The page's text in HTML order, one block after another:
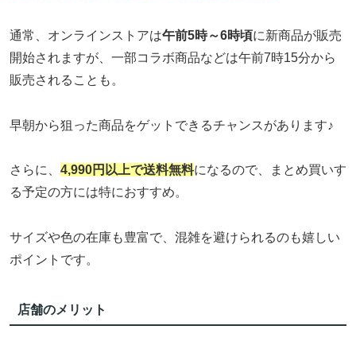
通常、オンラインストアは午前5時～6時頃に新商品が販売
開始されますが、一部コラボ商品などは午前7時15分から
販売されることも。
早朝から狙った商品をゲットできるチャンスがあります♪
さらに、 4,990円以上で送料無料になるので、まとめ買いす
る予定の方には特におすすめ。
サイズや色の在庫も豊富で、混雑を避けられるのも嬉しい
ポイントです。
店舗のメリット